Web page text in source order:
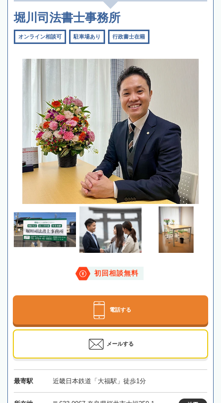
堀川司法書士事務所
オンライン相談可 駐車場あり 行政書士在籍
初回相談無料
電話する
メールする
最寄駅 近畿日本鉄道「大福駅」徒歩1分